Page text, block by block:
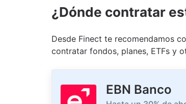
¿Dónde contratar
Desde Finect te recomendamos
contratar fondos, planes, ETFs y
EBN Banco